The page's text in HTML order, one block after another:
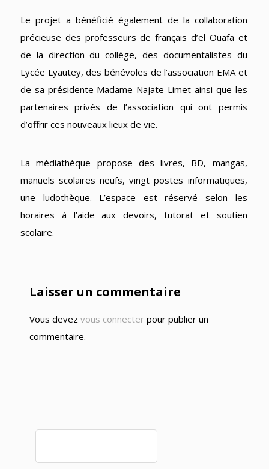
Le projet a bénéficié également de la collaboration
précieuse des professeurs de français d’el Ouafa et
de la direction du collège, des documentalistes du
Lycée Lyautey, des bénévoles de l’association EMA et
de sa présidente Madame Najate Limet ainsi que les
partenaires privés de l’association qui ont permis
d’offrir ces nouveaux lieux de vie.
La médiathèque propose des livres, BD, mangas,
manuels scolaires neufs, vingt postes informatiques,
une ludothèque. L’espace est réservé selon les
horaires à l’aide aux devoirs, tutorat et soutien
scolaire.
Laisser un commentaire
Vous devez vous connecter pour publier un
commentaire.